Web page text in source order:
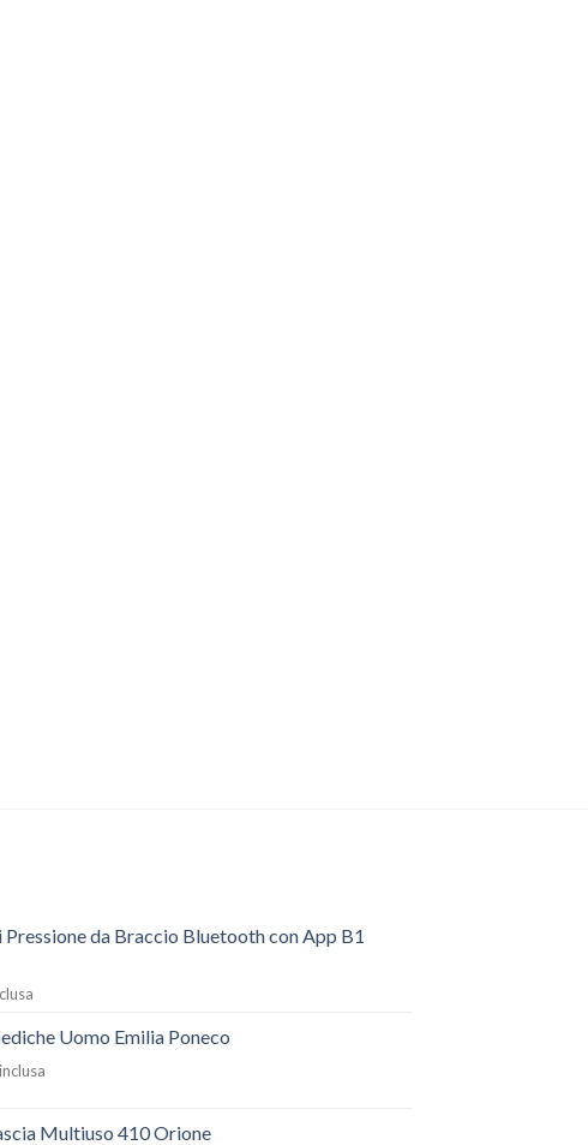
da Braccio Bluetooth con App B1
Uomo Emilia Poneco
Multiuso 410 Orione